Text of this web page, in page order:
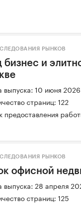
РЫНКОВ
бизнес и
выпуска: 10 июня 2026
страниц: 122
предоставления
РЫНКОВ
офисной
выпуска: 28 апреля
страниц: 125